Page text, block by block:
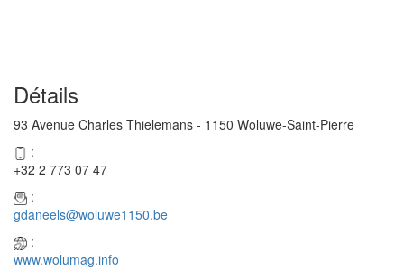
Détails
93 Avenue Charles Thielemans - 1150 Woluwe-Saint-Pierre
:
+32 2 773 07 47
:
gdaneels@woluwe1150.be
:
www.wolumag.info